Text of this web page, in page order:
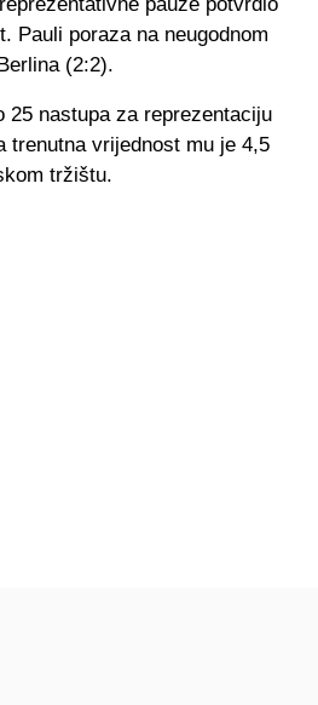
Pauli poraza na neugodnom
(2:2).
25 nastupa za reprezentaciju
trenutna vrijednost mu je 4,5
tržištu.